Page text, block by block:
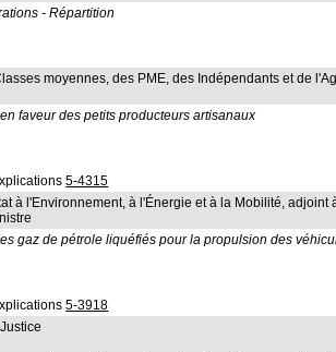
- Répartition
moyennes, des PME, des Indépendants et de
faveur des petits producteurs artisanaux
5-4315
à l'Environnement, à l'Énergie et à la Mobilité,
gaz de pétrole liquéfiés pour la propulsion des
5-3918